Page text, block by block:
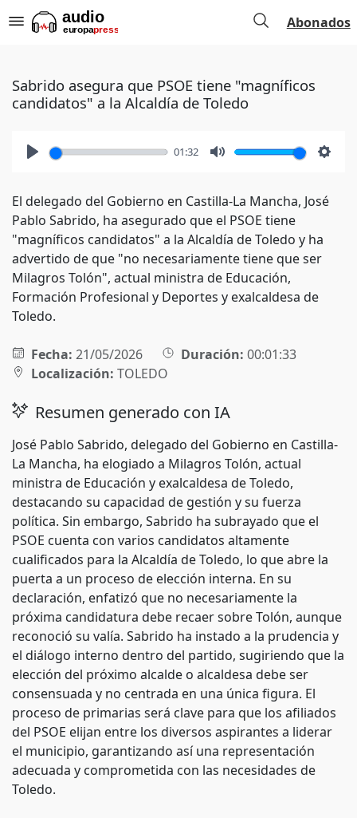
Abonados
Sabrido asegura que PSOE tiene "magníficos
candidatos" a la Alcaldía de Toledo
01:32
El delegado del Gobierno en Castilla-La Mancha, José
Pablo Sabrido, ha asegurado que el PSOE tiene
"magníficos candidatos" a la Alcaldía de Toledo y ha
advertido de que "no necesariamente tiene que ser
Milagros Tolón", actual ministra de Educación,
Formación Profesional y Deportes y exalcaldesa de
Toledo.
Fecha: 21/05/2026 Duración: 00:01:33
Localización: TOLEDO
Resumen generado con IA
José Pablo Sabrido, delegado del Gobierno en Castilla-
La Mancha, ha elogiado a Milagros Tolón, actual
ministra de Educación y exalcaldesa de Toledo,
destacando su capacidad de gestión y su fuerza
política. Sin embargo, Sabrido ha subrayado que el
PSOE cuenta con varios candidatos altamente
cualificados para la Alcaldía de Toledo, lo que abre la
puerta a un proceso de elección interna. En su
declaración, enfatizó que no necesariamente la
próxima candidatura debe recaer sobre Tolón, aunque
reconoció su valía. Sabrido ha instado a la prudencia y
el diálogo interno dentro del partido, sugiriendo que la
elección del próximo alcalde o alcaldesa debe ser
consensuada y no centrada en una única figura. El
proceso de primarias será clave para que los afiliados
del PSOE elijan entre los diversos aspirantes a liderar
el municipio, garantizando así una representación
adecuada y comprometida con las necesidades de
Toledo.